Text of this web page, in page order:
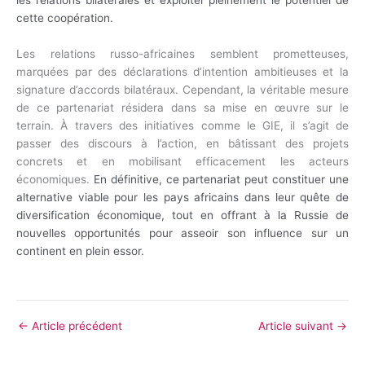
cette coopération.
Les relations russo-africaines semblent prometteuses,
marquées par des déclarations d’intention ambitieuses et la
signature d’accords bilatéraux. Cependant, la véritable mesure
de ce partenariat résidera dans sa mise en œuvre sur le
terrain. À travers des initiatives comme le GIE, il s’agit de
passer des discours à l’action, en bâtissant des projets
concrets et en mobilisant efficacement les acteurs
économiques. En définitive, ce partenariat peut constituer une
alternative viable pour les pays africains dans leur quête de
diversification économique, tout en offrant à la Russie de
nouvelles opportunités pour asseoir son influence sur un
continent en plein essor.
← Article précédent Article suivant →